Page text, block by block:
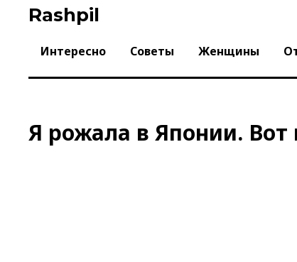
Rashpil
Интересно Советы Женщины
Я рожала в Японии.